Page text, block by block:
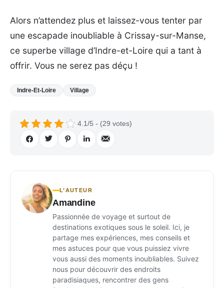
Alors n’attendez plus et laissez-vous tenter par
une escapade inoubliable à Crissay-sur-Manse,
ce superbe village d’Indre-et-Loire qui a tant à
offrir. Vous ne serez pas déçu !
Indre-Et-Loire Village
4.1/5 - (29 votes)
L’AUTEUR
Amandine
Passionnée de voyage et surtout de
destinations exotiques sous le soleil. Ici, je
partage mes expériences, mes conseils et
mes astuces pour que vous puissiez vivre
vous aussi des moments inoubliables. Suivez
nous pour découvrir des endroits
paradisiaques, rencontrer des gens